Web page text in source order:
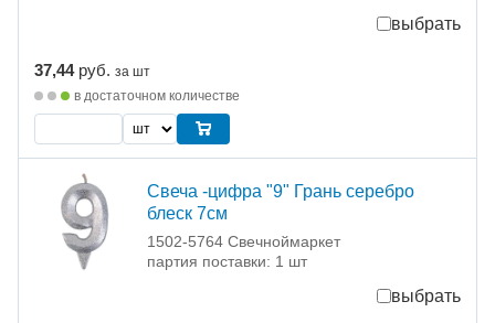
выбрать
37,44 руб. за шт
в достаточном количестве
Свеча -цифра "9" Грань серебро
блеск 7см
1502-5764 Свечноймаркет
партия поставки: 1 шт
выбрать